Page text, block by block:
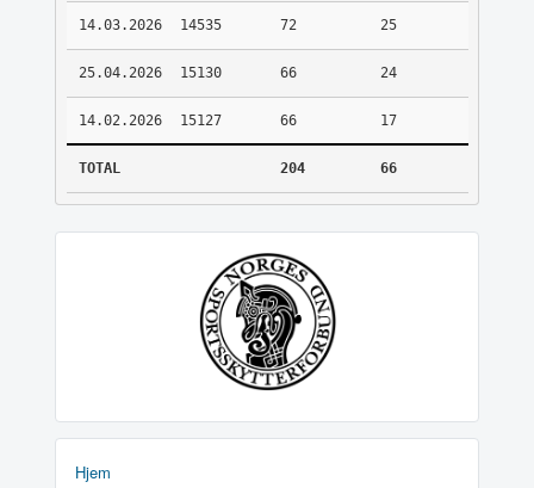
14.03.2026 14535 72 25
25.04.2026 15130 66 24
14.02.2026 15127 66 17
TOTAL 204 66
Hjem